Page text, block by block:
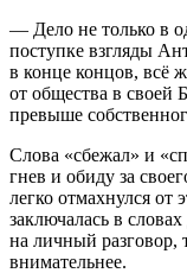
— Дело не только в
поступке взгляды
в конце концов, всё
от общества в своей
превыше
Слова «сбежал» и
гнев и обиду за
легко отмахнулся от
заключалась в
на личный разговор,
внимательнее.